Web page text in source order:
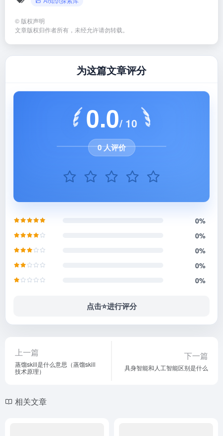
© 版权声明
文章版权归作者所有，未经允许请勿转载。
为这篇文章评分
0.0/ 10
0 人评价
0%
0%
0%
0%
0%
点击⭐️进行评分
上一篇
蒸馏skill是什么意思（蒸馏skill
技术原理）
下一篇
具身智能和人工智能区别是什么
相关文章